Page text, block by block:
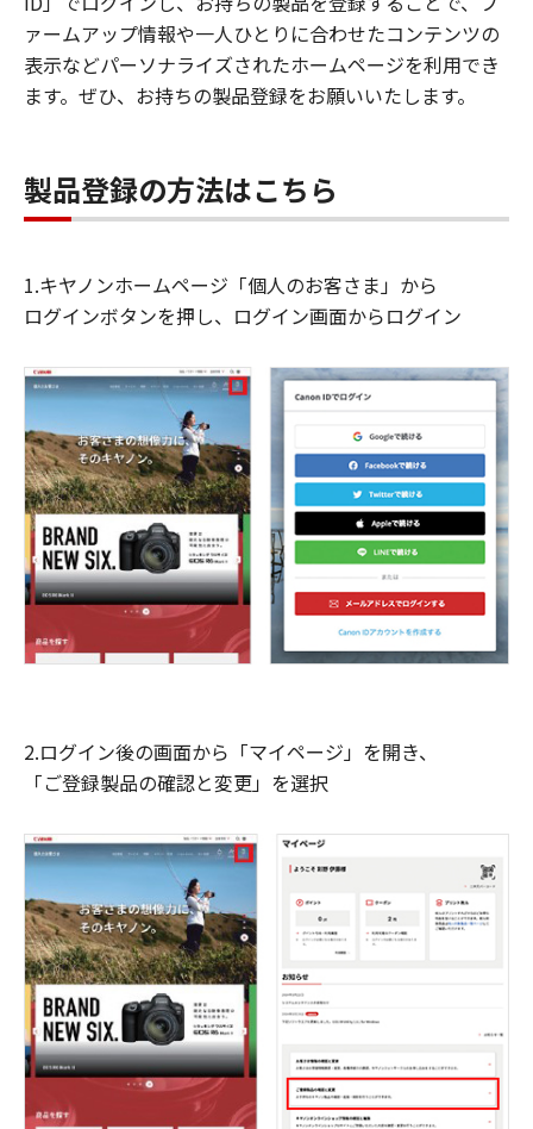
ァームアップ情報や一人ひとりに合わせたコンテンツの
表示などパーソナライズされたホームページを利用でき
ます。ぜひ、お持ちの製品登録をお願いいたします。
製品登録の方法はこちら
1.キヤノンホームページ「個人のお客さま」から
ログインボタンを押し、ログイン画面からログイン
2.ログイン後の画面から「マイページ」を開き、
「ご登録製品の確認と変更」を選択